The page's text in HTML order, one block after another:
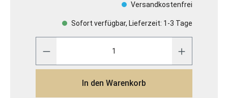
Versandkostenfrei
Sofort verfügbar, Lieferzeit: 1-3 Tage
In den Warenkorb